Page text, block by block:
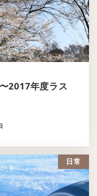
2017年度ラス
日常